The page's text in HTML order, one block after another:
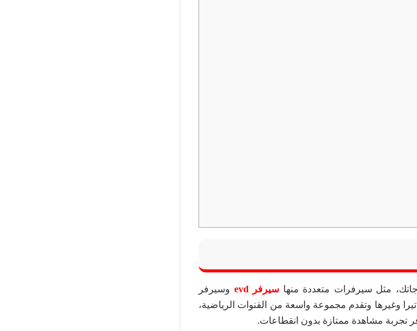
مثل سيرفرات متعددة منها سيرفر evd
وسيرفر
وغيرها وتقدم مجموعة واسعة من القنوات الرياضية،
تجربة مشاهدة ممتازة بدون انقطاعات.